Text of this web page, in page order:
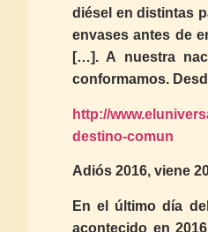
diésel en distintas
envases antes de
[…]. A nuestra
conformamos.
http://
destino-comun
Adiós 2016, viene
En el último día
acontecido en